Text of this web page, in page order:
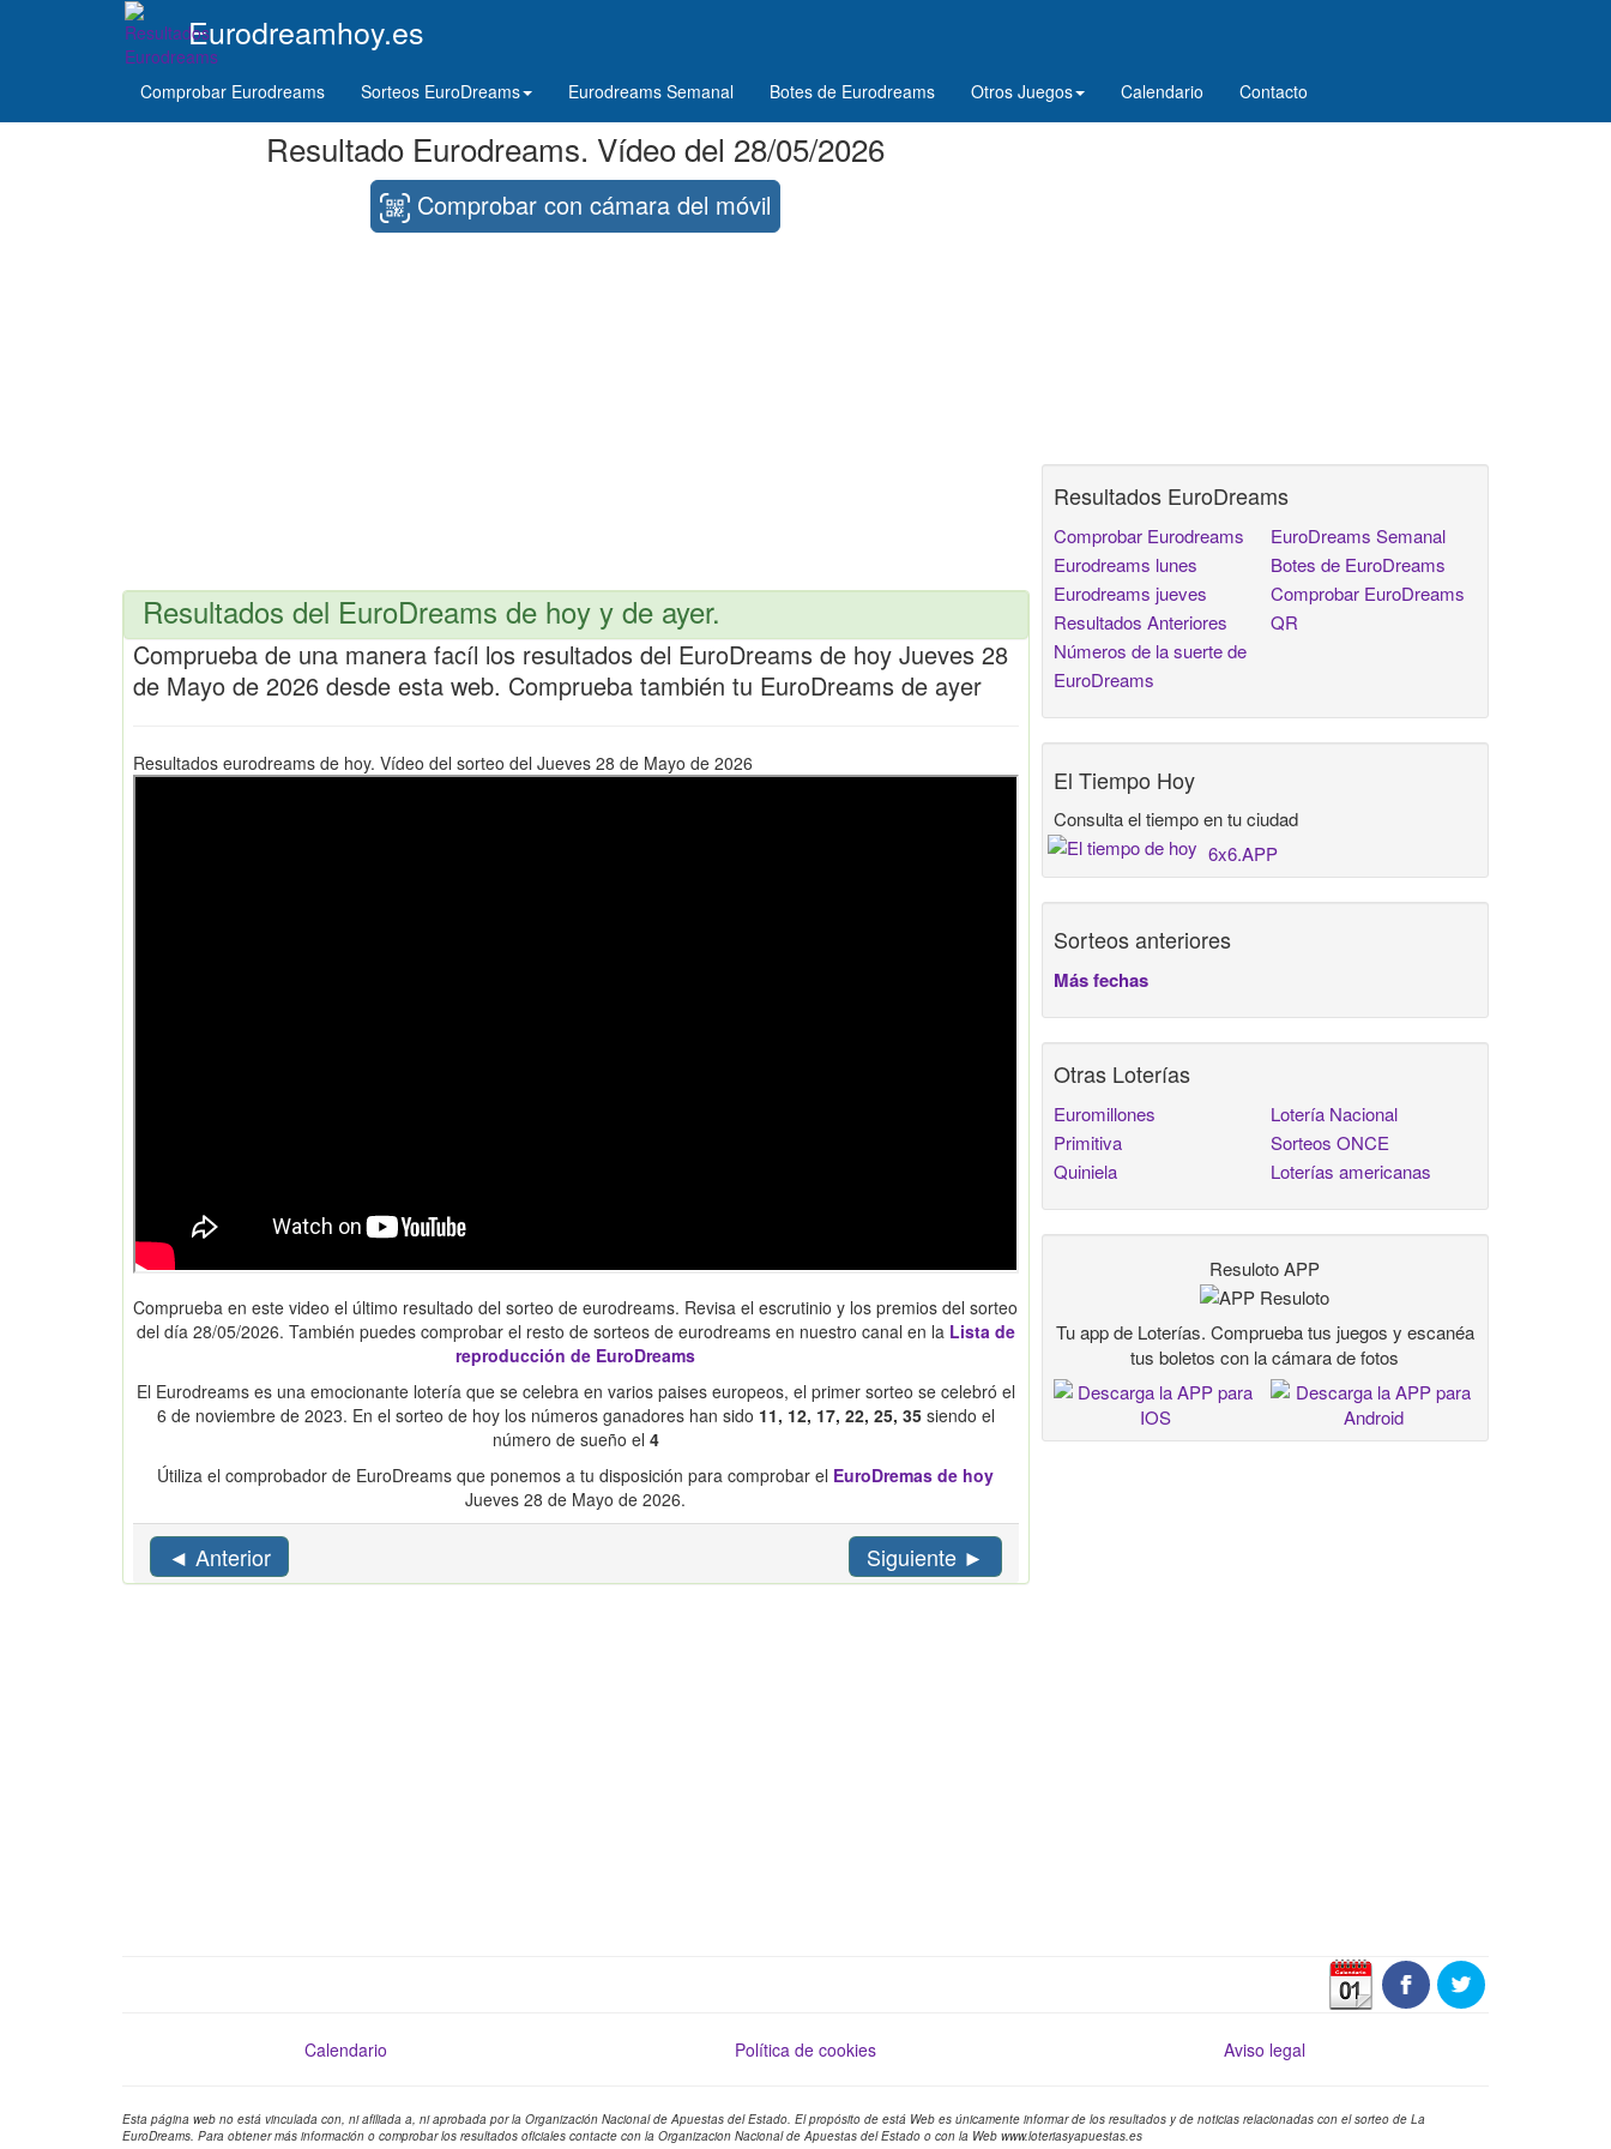
Eurodreamhoy.es
Comprobar Eurodreams Sorteos EuroDreams Eurodreams Semanal Botes de Eurodreams Otros Juegos Calendario Contacto
Resultado Eurodreams. Vídeo del 28/05/2026
Comprobar con cámara del móvil
Resultados del EuroDreams de hoy y de ayer.
Comprueba de una manera facíl los resultados del EuroDreams de hoy Jueves 28
de Mayo de 2026 desde esta web. Comprueba también tu EuroDreams de ayer
Resultados eurodreams de hoy. Vídeo del sorteo del Jueves 28 de Mayo de 2026
Comprueba en este video el último resultado del sorteo de eurodreams. Revisa el escrutinio y los premios del sorteo
del día 28/05/2026. También puedes comprobar el resto de sorteos de eurodreams en nuestro canal en la Lista de
reproducción de EuroDreams
El Eurodreams es una emocionante lotería que se celebra en varios paises europeos, el primer sorteo se celebró el
6 de noviembre de 2023. En el sorteo de hoy los números ganadores han sido 11, 12, 17, 22, 25, 35siendo el
número de sueño el 4
Útiliza el comprobador de EuroDreams que ponemos a tu disposición para comprobar el EuroDremas de hoy
Jueves 28 de Mayo de 2026.
◄ Anterior Siguiente ►
Resultados EuroDreams
Comprobar Eurodreams
Eurodreams lunes
Eurodreams jueves
Resultados Anteriores
Números de la suerte de
EuroDreams
EuroDreams Semanal
Botes de EuroDreams
Comprobar EuroDreams
QR
El Tiempo Hoy
Consulta el tiempo en tu ciudad
6x6.APP
Sorteos anteriores
Más fechas
Otras Loterías
Euromillones
Primitiva
Quiniela
Lotería Nacional
Sorteos ONCE
Loterías americanas
Resuloto APP
Tu app de Loterías. Comprueba tus juegos y escanéa
tus boletos con la cámara de fotos
Calendario Política de cookies Aviso legal
Esta página web no está vinculada con, ni afiliada a, ni aprobada por la Organización Nacional de Apuestas del Estado. El propósito de está Web es únicamente informar de los resultados y de noticias relacionadas con el sorteo de La
EuroDreams. Para obtener más información o comprobar los resultados oficiales contacte con la Organizacion Nacional de Apuestas del Estado o con la Web www.loteriasyapuestas.es